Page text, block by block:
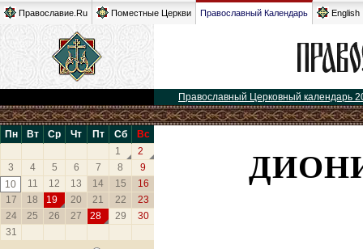
Православие.Ru Поместные Церкви Православный Календарь English
Православный Церковный календарь
Пн Вт Ср Чт Пт Сб
Вс
1
2
3
4 5 6 7 8
9
10
11 12 13 14 15
16
17
18 19 20 21 22
23
24
25 26 27 28 29
30
31